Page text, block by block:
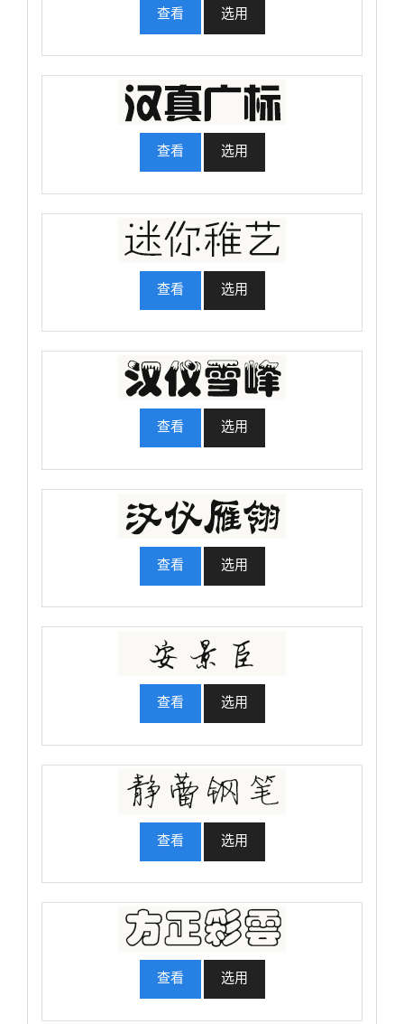
查看 选用
查看 选用
查看 选用
查看 选用
查看 选用
查看 选用
查看 选用
查看 选用